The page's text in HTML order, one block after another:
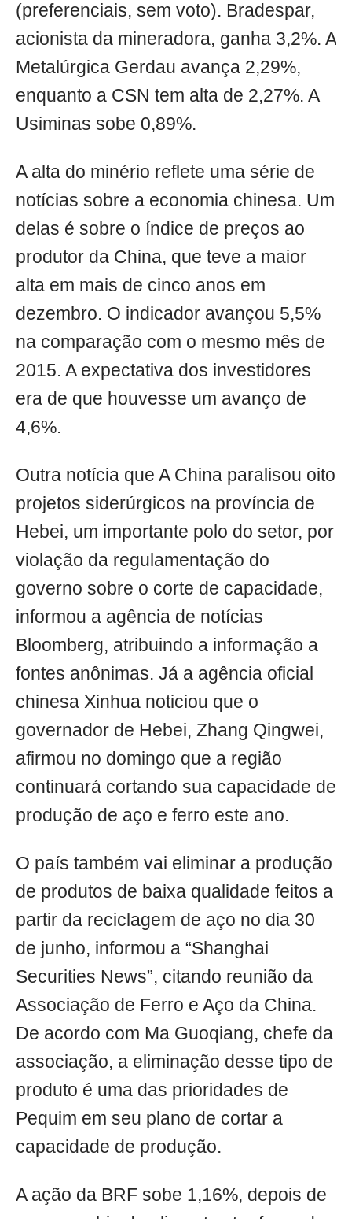
(preferenciais, sem voto). Bradespar,
acionista da mineradora, ganha 3,2%. A
Metalúrgica Gerdau avança 2,29%,
enquanto a CSN tem alta de 2,27%. A
Usiminas sobe 0,89%.
A alta do minério reflete uma série de
notícias sobre a economia chinesa. Um
delas é sobre o índice de preços ao
produtor da China, que teve a maior
alta em mais de cinco anos em
dezembro. O indicador avançou 5,5%
na comparação com o mesmo mês de
2015. A expectativa dos investidores
era de que houvesse um avanço de
4,6%.
Outra notícia que A China paralisou oito
projetos siderúrgicos na província de
Hebei, um importante polo do setor, por
violação da regulamentação do
governo sobre o corte de capacidade,
informou a agência de notícias
Bloomberg, atribuindo a informação a
fontes anônimas. Já a agência oficial
chinesa Xinhua noticiou que o
governador de Hebei, Zhang Qingwei,
afirmou no domingo que a região
continuará cortando sua capacidade de
produção de aço e ferro este ano.
O país também vai eliminar a produção
de produtos de baixa qualidade feitos a
partir da reciclagem de aço no dia 30
de junho, informou a “Shanghai
Securities News”, citando reunião da
Associação de Ferro e Aço da China.
De acordo com Ma Guoqiang, chefe da
associação, a eliminação desse tipo de
produto é uma das prioridades de
Pequim em seu plano de cortar a
capacidade de produção.
A ação da BRF sobe 1,16%, depois de